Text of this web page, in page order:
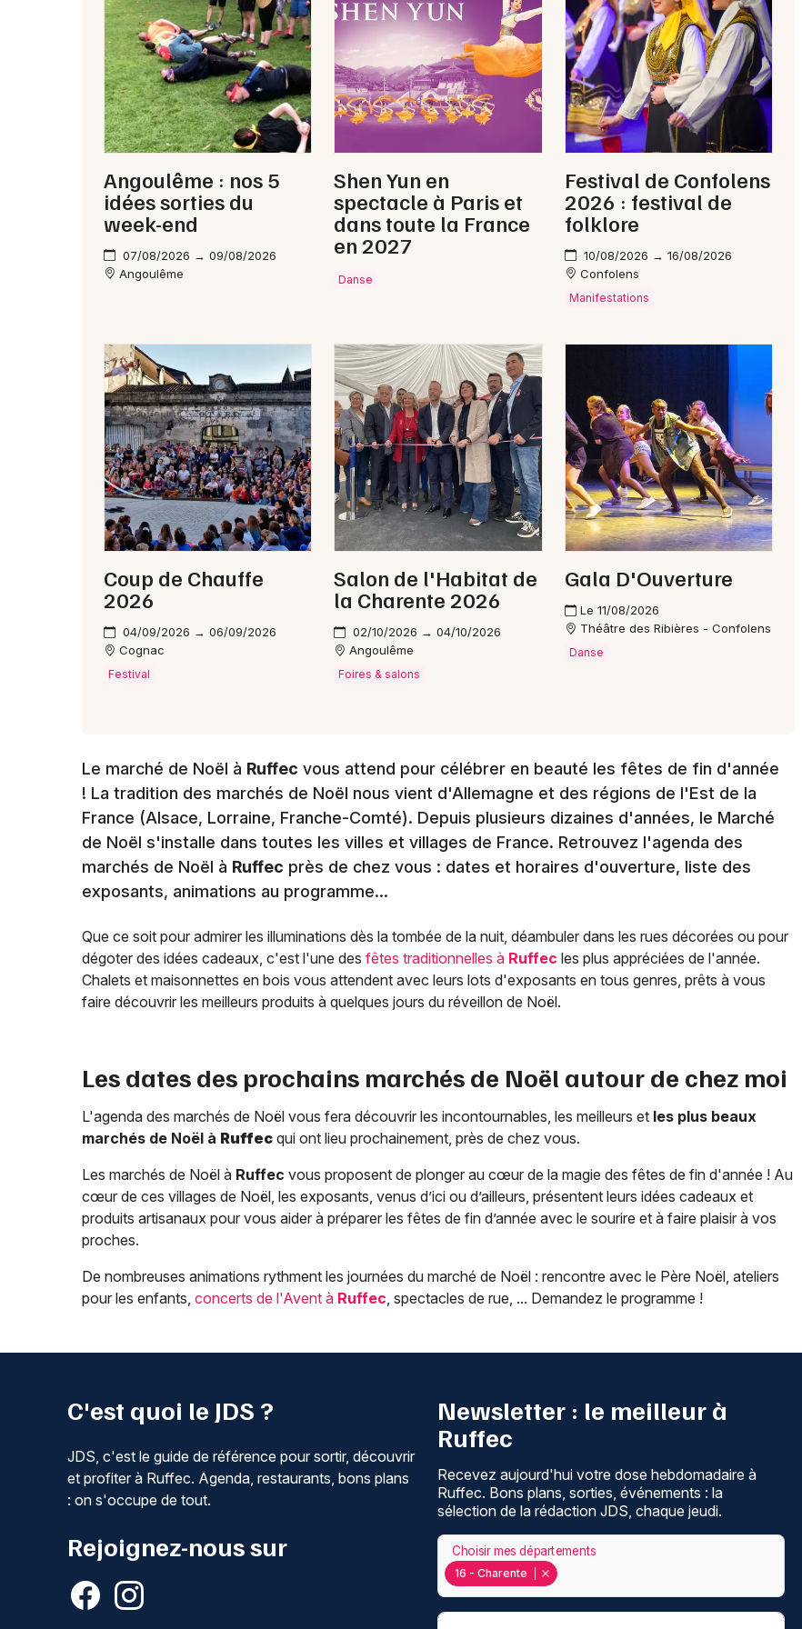
Newsletter des sorties
Artistes en tournée
Actus à Ruffec
Magazine à Ruffec
16 - Charente
Choisir mes départements
Mon email
Je m'abonne
Angoulême : nos 5
idées sorties du
week-end
07/08/2026 → 09/08/2026
Angoulême
Shen Yun en
spectacle à Paris et
dans toute la France
en 2027
Danse
Festival de Confolens
2026 : festival de
folklore
10/08/2026 → 16/08/2026
Confolens
Manifestations
Coup de Chauffe
2026
04/09/2026 → 06/09/2026
Cognac
Festival
Salon de l'Habitat de
la Charente 2026
02/10/2026 → 04/10/2026
Angoulême
Foires & salons
Gala D'Ouverture
Le 11/08/2026
Théâtre des Ribières - Confolens
Danse
Le marché de Noël à Ruffec vous attend pour célébrer en beauté les fêtes de fin d'année
! La tradition des marchés de Noël nous vient d'Allemagne et des régions de l'Est de la
France (Alsace, Lorraine, Franche-Comté). Depuis plusieurs dizaines d'années, le Marché
de Noël s'installe dans toutes les villes et villages de France. Retrouvez l'agenda des
marchés de Noël à Ruffec près de chez vous : dates et horaires d'ouverture, liste des
exposants, animations au programme...
Que ce soit pour admirer les illuminations dès la tombée de la nuit, déambuler dans les rues décorées ou pour
dégoter des idées cadeaux, c'est l'une des fêtes traditionnelles à Ruffec les plus appréciées de l'année.
Chalets et maisonnettes en bois vous attendent avec leurs lots d'exposants en tous genres, prêts à vous
faire découvrir les meilleurs produits à quelques jours du réveillon de Noël.
Les dates des prochains marchés de Noël autour de chez moi
L'agenda des marchés de Noël vous fera découvrir les incontournables, les meilleurs et les plus beaux
marchés de Noël à Ruffec qui ont lieu prochainement, près de chez vous.
Les marchés de Noël à Ruffec vous proposent de plonger au cœur de la magie des fêtes de fin d'année ! Au
cœur de ces villages de Noël, les exposants, venus d’ici ou d’ailleurs, présentent leurs idées cadeaux et
produits artisanaux pour vous aider à préparer les fêtes de fin d’année avec le sourire et à faire plaisir à vos
proches.
De nombreuses animations rythment les journées du marché de Noël : rencontre avec le Père Noël, ateliers
pour les enfants, concerts de l'Avent à Ruffec, spectacles de rue, ... Demandez le programme !
C'est quoi le JDS ?
JDS, c'est le guide de référence pour sortir, découvrir
et profiter à Ruffec. Agenda, restaurants, bons plans
: on s'occupe de tout.
Rejoignez-nous sur
Newsletter : le meilleur à
Ruffec
Recevez aujourd'hui votre dose hebdomadaire à
Ruffec. Bons plans, sorties, événements : la
sélection de la rédaction JDS, chaque jeudi.
16 - Charente
Choisir mes départements